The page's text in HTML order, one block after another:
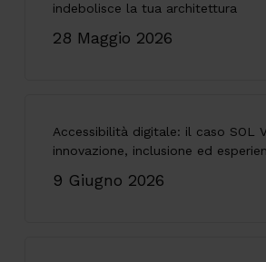
indebolisce la tua architettura
28 Maggio 2026
Accessibilità digitale: il caso SOL
innovazione, inclusione ed
9 Giugno 2026